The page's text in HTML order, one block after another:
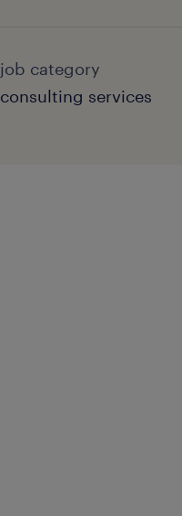
job category
consulting services